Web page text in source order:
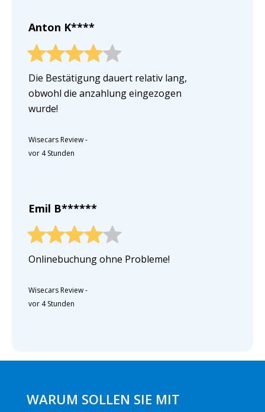
Anton K****
Die Bestätigung dauert relativ lang,
obwohl die anzahlung eingezogen
wurde!
Wisecars Review-
vor 4 Stunden
Emil B******
Onlinebuchung ohne Probleme!
Wisecars Review-
vor 4 Stunden
WARUM SOLLEN SIE MIT